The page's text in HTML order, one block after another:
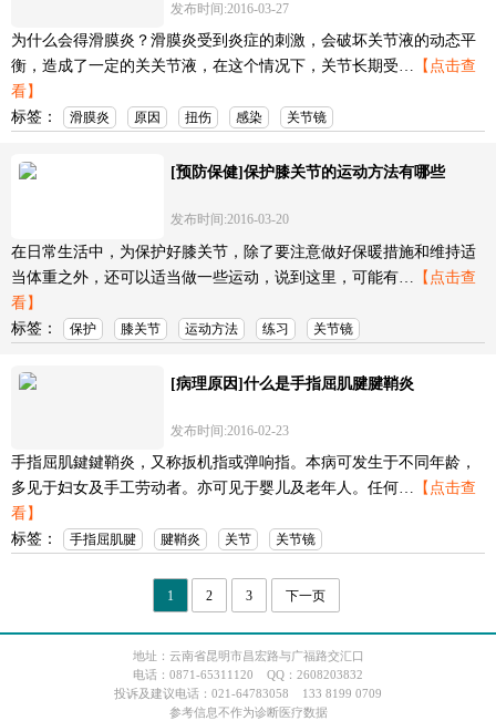
发布时间:2016-03-27
为什么会得滑膜炎？滑膜炎受到炎症的刺激，会破坏关节液的动态平
衡，造成了一定的关关节液，在这个情况下，关节长期受… 【点击查
看】
标签：
滑膜炎 原因 扭伤 感染 关节镜
[预防保健]保护膝关节的运动方法有哪些
发布时间:2016-03-20
在日常生活中，为保护好膝关节，除了要注意做好保暖措施和维持适
当体重之外，还可以适当做一些运动，说到这里，可能有…
【点击查
看】
标签：
保护 膝关节 运动方法 练习 关节镜
[病理原因]什么是手指屈肌腱腱鞘炎
发布时间:2016-02-23
手指屈肌鍵鍵鞘炎，又称扳机指或弹响指。本病可发生于不同年龄，
多见于妇女及手工劳动者。亦可见于婴儿及老年人。任何… 【点击查
看】
标签：
手指屈肌腱 腱鞘炎 关节 关节镜
1 2 3 下一页
地址：云南省昆明市昌宏路与广福路交汇口
电话：0871-65311120 QQ：2608203832
投诉及建议电话：021-64783058 133 8199 0709
参考信息不作为诊断医疗数据